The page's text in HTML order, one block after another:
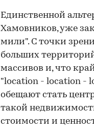
Единственной
Хамовников, уже
мили". С точки
больших
массивов и, что
"location - location -
обещают стать
такой
стоимости и